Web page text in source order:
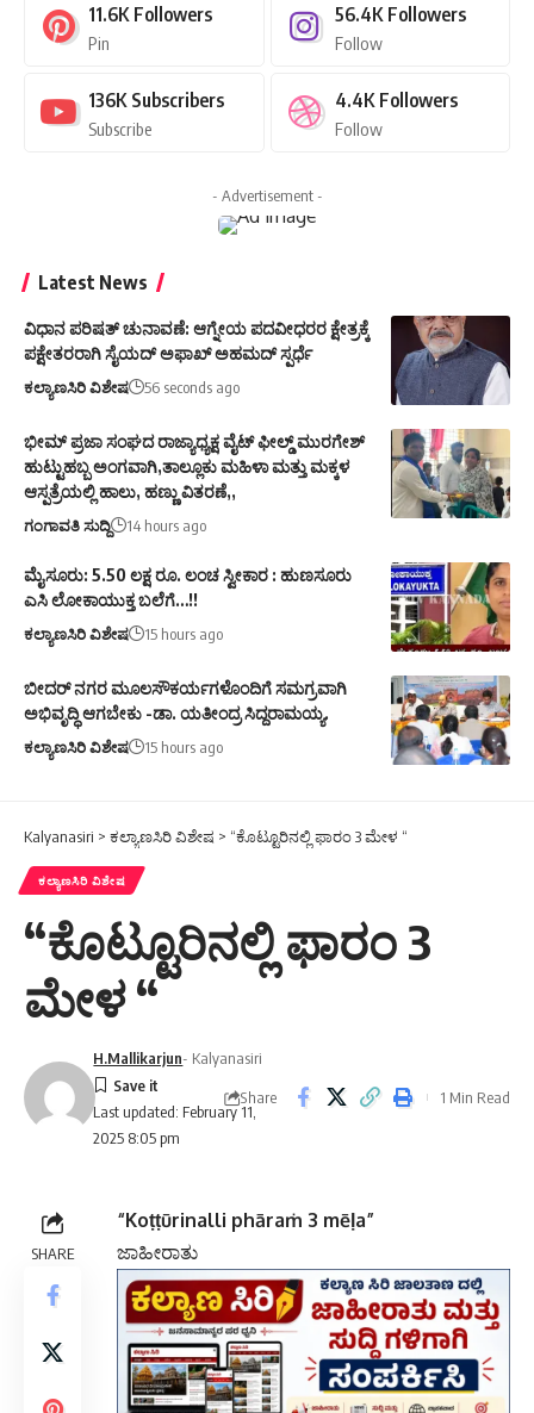
11.6K Followers
Pin
56.4K Followers
Follow
136K Subscribers
Subscribe
4.4K Followers
Follow
- Advertisement -
Latest News
ವಿಧಾನ ಪರಿಷತ್ ಚುನಾವಣೆ: ಆಗ್ನೇಯ ಪದವೀಧರರ ಕ್ಷೇತ್ರಕ್ಕೆ
ಪಕ್ಷೇತರರಾಗಿ ಸೈಯದ್ ಅಫಾಖ್ ಅಹಮದ್ ಸ್ಪರ್ಧೆ
ಕಲ್ಯಾಣಸಿರಿ ವಿಶೇಷ 56 seconds ago
ಭೀಮ್ ಪ್ರಜಾ ಸಂಘದ ರಾಜ್ಯಾಧ್ಯಕ್ಷ ವೈಟ್ ಫೀಲ್ಡ್ ಮುರಗೇಶ್
ಹುಟ್ಟುಹಬ್ಬ ಅಂಗವಾಗಿ,ತಾಲ್ಲೂಕು ಮಹಿಳಾ ಮತ್ತು ಮಕ್ಕಳ
ಆಸ್ಪತ್ರೆಯಲ್ಲಿ ಹಾಲು, ಹಣ್ಣು ವಿತರಣೆ,,
ಗಂಗಾವತಿ ಸುದ್ದಿ 14 hours ago
ಮೈಸೂರು: 5.50 ಲಕ್ಷ ರೂ. ಲಂಚ ಸ್ವೀಕಾರ : ಹುಣಸೂರು
ಎಸಿ ಲೋಕಾಯುಕ್ತ ಬಲೆಗೆ…!!
ಕಲ್ಯಾಣಸಿರಿ ವಿಶೇಷ 15 hours ago
ಬೀದರ್ ನಗರ ಮೂಲಸೌಕರ್ಯಗಳೊಂದಿಗೆ ಸಮಗ್ರವಾಗಿ
ಅಭಿವೃದ್ಧಿ ಆಗಬೇಕು -ಡಾ. ಯತೀಂದ್ರ ಸಿದ್ದರಾಮಯ್ಯ.
ಕಲ್ಯಾಣಸಿರಿ ವಿಶೇಷ 15 hours ago
Kalyanasiri > ಕಲ್ಯಾಣಸಿರಿ ವಿಶೇಷ > “ಕೊಟ್ಟೂರಿನಲ್ಲಿ ಫಾರಂ 3 ಮೇಳ “
ಕಲ್ಯಾಣಸಿರಿ ವಿಶೇಷ
“ಕೊಟ್ಟೂರಿನಲ್ಲಿ ಫಾರಂ 3
ಮೇಳ “
Last updated: February 11,
2025 8:05 pm
H.Mallikarjun- Kalyanasiri
Share 1 Min Read
SHARE
“Koṭṭūrinalli phāraṁ 3 mēḷa”
ಜಾಹೀರಾತು